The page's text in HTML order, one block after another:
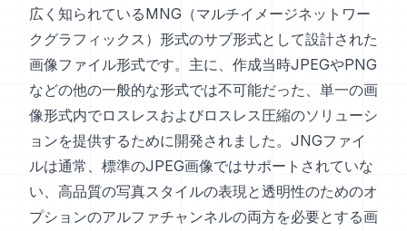
広く知られているMNG（マルチイメージネットワー
クグラフィックス）形式のサブ形式として設計された
画像ファイル形式です。主に、作成当時JPEGやPNG
などの他の一般的な形式では不可能だった、単一の画
像形式内でロスレスおよびロスレス圧縮のソリューシ
ョンを提供するために開発されました。JNGファイ
ルは通常、標準のJPEG画像ではサポートされていな
い、高品質の写真スタイルの表現と透明性のためのオ
プションのアルファチャンネルの両方を必要とする画